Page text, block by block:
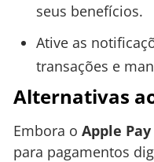
seus benefícios.
Ative as
transações e
Alternativas
Embora o Apple Pay
para pagamentos